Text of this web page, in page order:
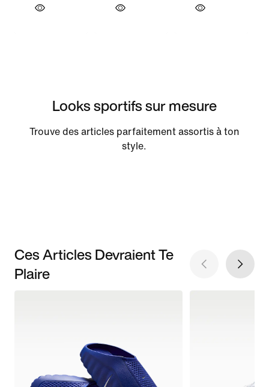
Looks sportifs sur mesure
Trouve des articles parfaitement assortis à ton
style.
Ces Articles Devraient Te
Plaire